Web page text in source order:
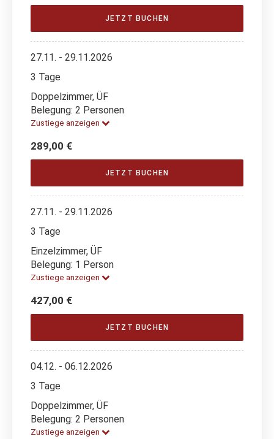
JETZT BUCHEN
27.11. - 29.11.2026
3 Tage
Doppelzimmer, ÜF
Belegung: 2 Personen
Zustiege anzeigen
289,00 €
JETZT BUCHEN
27.11. - 29.11.2026
3 Tage
Einzelzimmer, ÜF
Belegung: 1 Person
Zustiege anzeigen
427,00 €
JETZT BUCHEN
04.12. - 06.12.2026
3 Tage
Doppelzimmer, ÜF
Belegung: 2 Personen
Zustiege anzeigen